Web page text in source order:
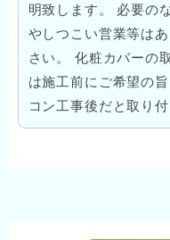
明致します。 必要の
やしつこい営業等は
さい。 化粧カバーの
は施工前にご希望の
コン工事後だと取り